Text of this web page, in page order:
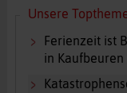
Unsere
Ferienzeit ist
in